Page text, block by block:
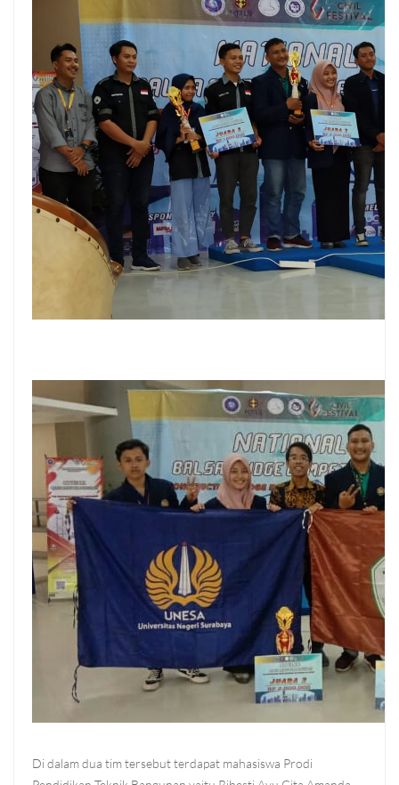
Di dalam dua tim tersebut terdapat mahasiswa Prodi